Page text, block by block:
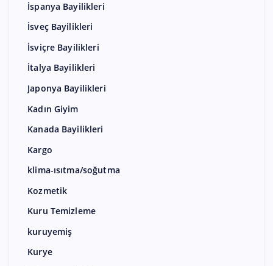
İspanya Bayilikleri
İsveç Bayilikleri
İsviçre Bayilikleri
İtalya Bayilikleri
Japonya Bayilikleri
Kadın Giyim
Kanada Bayilikleri
Kargo
klima-ısıtma/soğutma
Kozmetik
Kuru Temizleme
kuruyemiş
Kurye